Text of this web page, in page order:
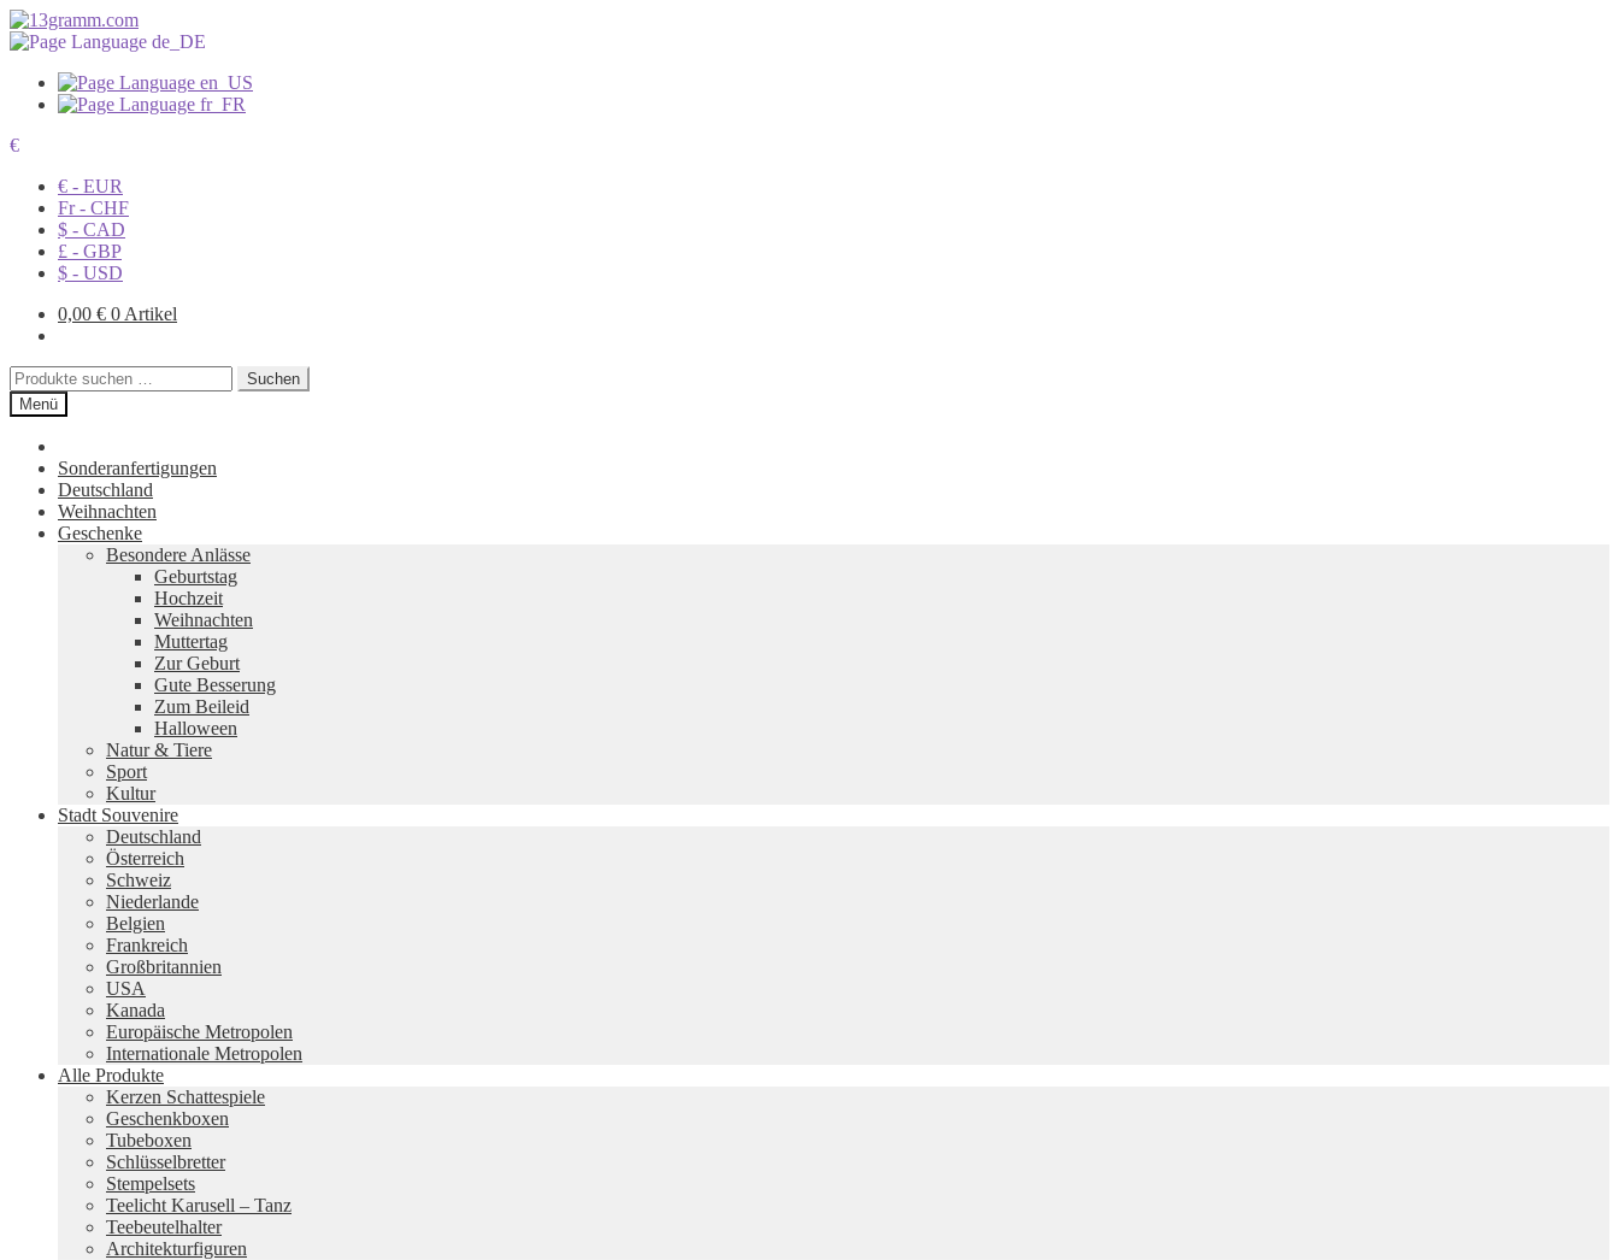
€
€ - EUR
Fr - CHF
$ - CAD
£ - GBP
$ - USD
0,00 € 0 Artikel
Suchen
nach:
Suchen
Menü
Sonderanfertigungen
Deutschland
Weihnachten
Geschenke
Besondere Anlässe
Geburtstag
Hochzeit
Weihnachten
Muttertag
Zur Geburt
Gute Besserung
Zum Beileid
Halloween
Natur & Tiere
Sport
Kultur
Stadt Souvenire
Deutschland
Österreich
Schweiz
Niederlande
Belgien
Frankreich
Großbritannien
USA
Kanada
Europäische Metropolen
Internationale Metropolen
Alle Produkte
Kerzen Schattespiele
Geschenkboxen
Tubeboxen
Schlüsselbretter
Stempelsets
Teelicht Karusell – Tanz
Teebeutelhalter
Architekturfiguren